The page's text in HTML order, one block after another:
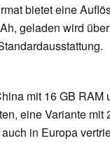
bietet eine
geladen wird
mit 16 GB RAM
eine Variante mit
in Europa